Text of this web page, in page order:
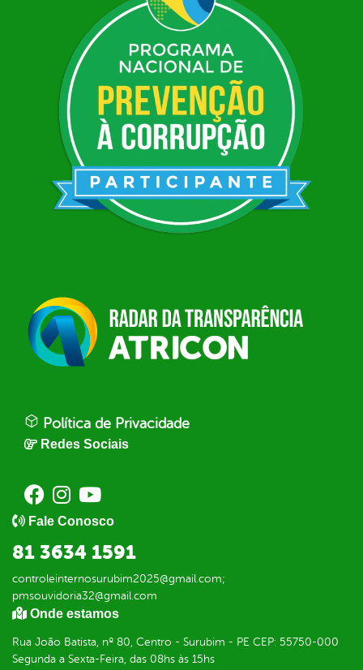
Política de Privacidade
Redes Sociais
Fale Conosco
81 3634 1591
controleinternosurubim2025@gmail.com;
pmsouvidoria32@gmail.com
Onde estamos
Rua João Batista, nº 80, Centro - Surubim - PE CEP: 55750-000
Segunda a Sexta-Feira, das 08hs às 15hs